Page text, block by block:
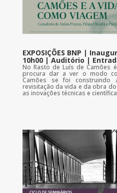
EXPOSIÇÕES BNP |
10h00 | Auditório |
No Rasto de Luís de Camões
procura dar a ver o modo
Camões se foi
revisitação da vida e da obra
as inovações técnicas e